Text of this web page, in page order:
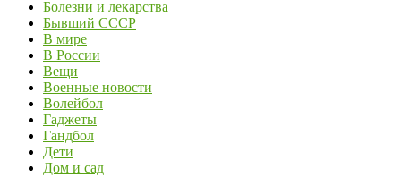
Болезни и лекарства
Бывший СССР
В мире
В России
Вещи
Военные новости
Волейбол
Гаджеты
Гандбол
Дети
Дом и сад